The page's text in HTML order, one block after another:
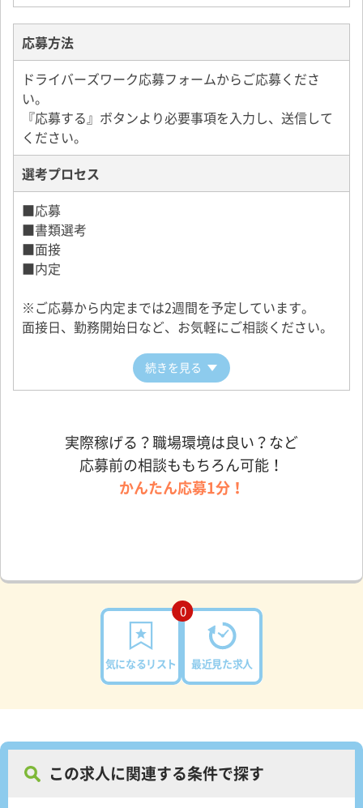
応募方法
ドライバーズワーク応募フォームからご応募くださ
い。
『応募する』ボタンより必要事項を入力し、送信して
ください。
選考プロセス
■応募
■書類選考
■面接
■内定
※ご応募から内定までは2週間を予定しています。
面接日、勤務開始日など、お気軽にご相談ください。
続きを見る
実際稼げる？職場環境は良い？など
応募前の相談ももちろん可能！
かんたん応募1分！
0
気になるリスト 最近見た求人
この求人に関連する条件で探す